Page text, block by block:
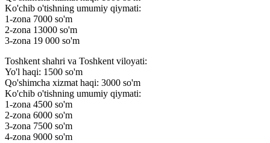
Ko'chib o'tishning umumiy qiymati:
1-zona 7000 so'm
2-zona 13000 so'm
3-zona 19 000 so'm
Toshkent shahri va Toshkent viloyati:
Yo'l haqi: 1500 so'm
Qo'shimcha xizmat haqi: 3000 so'm
Ko'chib o'tishning umumiy qiymati:
1-zona 4500 so'm
2-zona 6000 so'm
3-zona 7500 so'm
4-zona 9000 so'm